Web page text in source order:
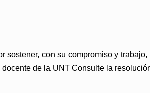
sostener, con su compromiso y
docente de la UNT Consulte la